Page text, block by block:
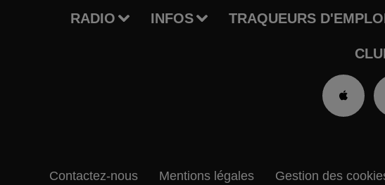
RADIO INFOS TRAQUEURS
Contactez-nous Mentions légales Gestion des